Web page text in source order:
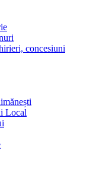
concesiuni
Local